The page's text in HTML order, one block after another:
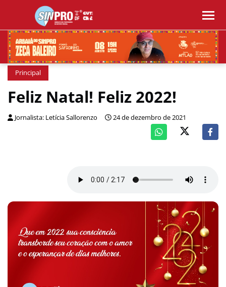
Principal
Feliz Natal! Feliz 2022!
Jornalista: Letícia Sallorenzo 24 de dezembro de 2021